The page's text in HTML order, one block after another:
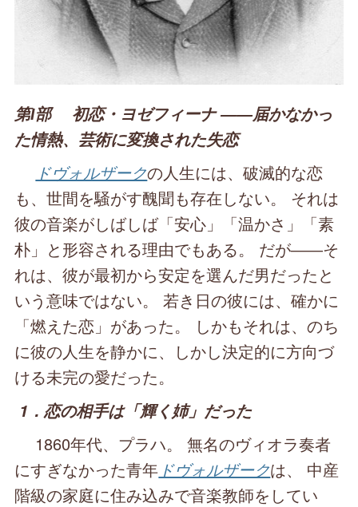
第Ⅰ部 初恋・ヨゼフィーナ ――届かなかっ
た情熱、芸術に変換された失恋
ドヴォルザークの人生には、破滅的な恋
も、世間を騒がす醜聞も存在しない。 それは
彼の音楽がしばしば「安心」「温かさ」「素
朴」と形容される理由でもある。 だが――そ
れは、彼が最初から安定を選んだ男だったと
いう意味ではない。 若き日の彼には、確かに
「燃えた恋」があった。 しかもそれは、のち
に彼の人生を静かに、しかし決定的に方向づ
ける未完の愛だった。
1．恋の相手は「輝く姉」だった
1860年代、プラハ。 無名のヴィオラ奏者
にすぎなかった青年 ドヴォルザークは、 中産
階級の家庭に住み込みで音楽教師をしてい